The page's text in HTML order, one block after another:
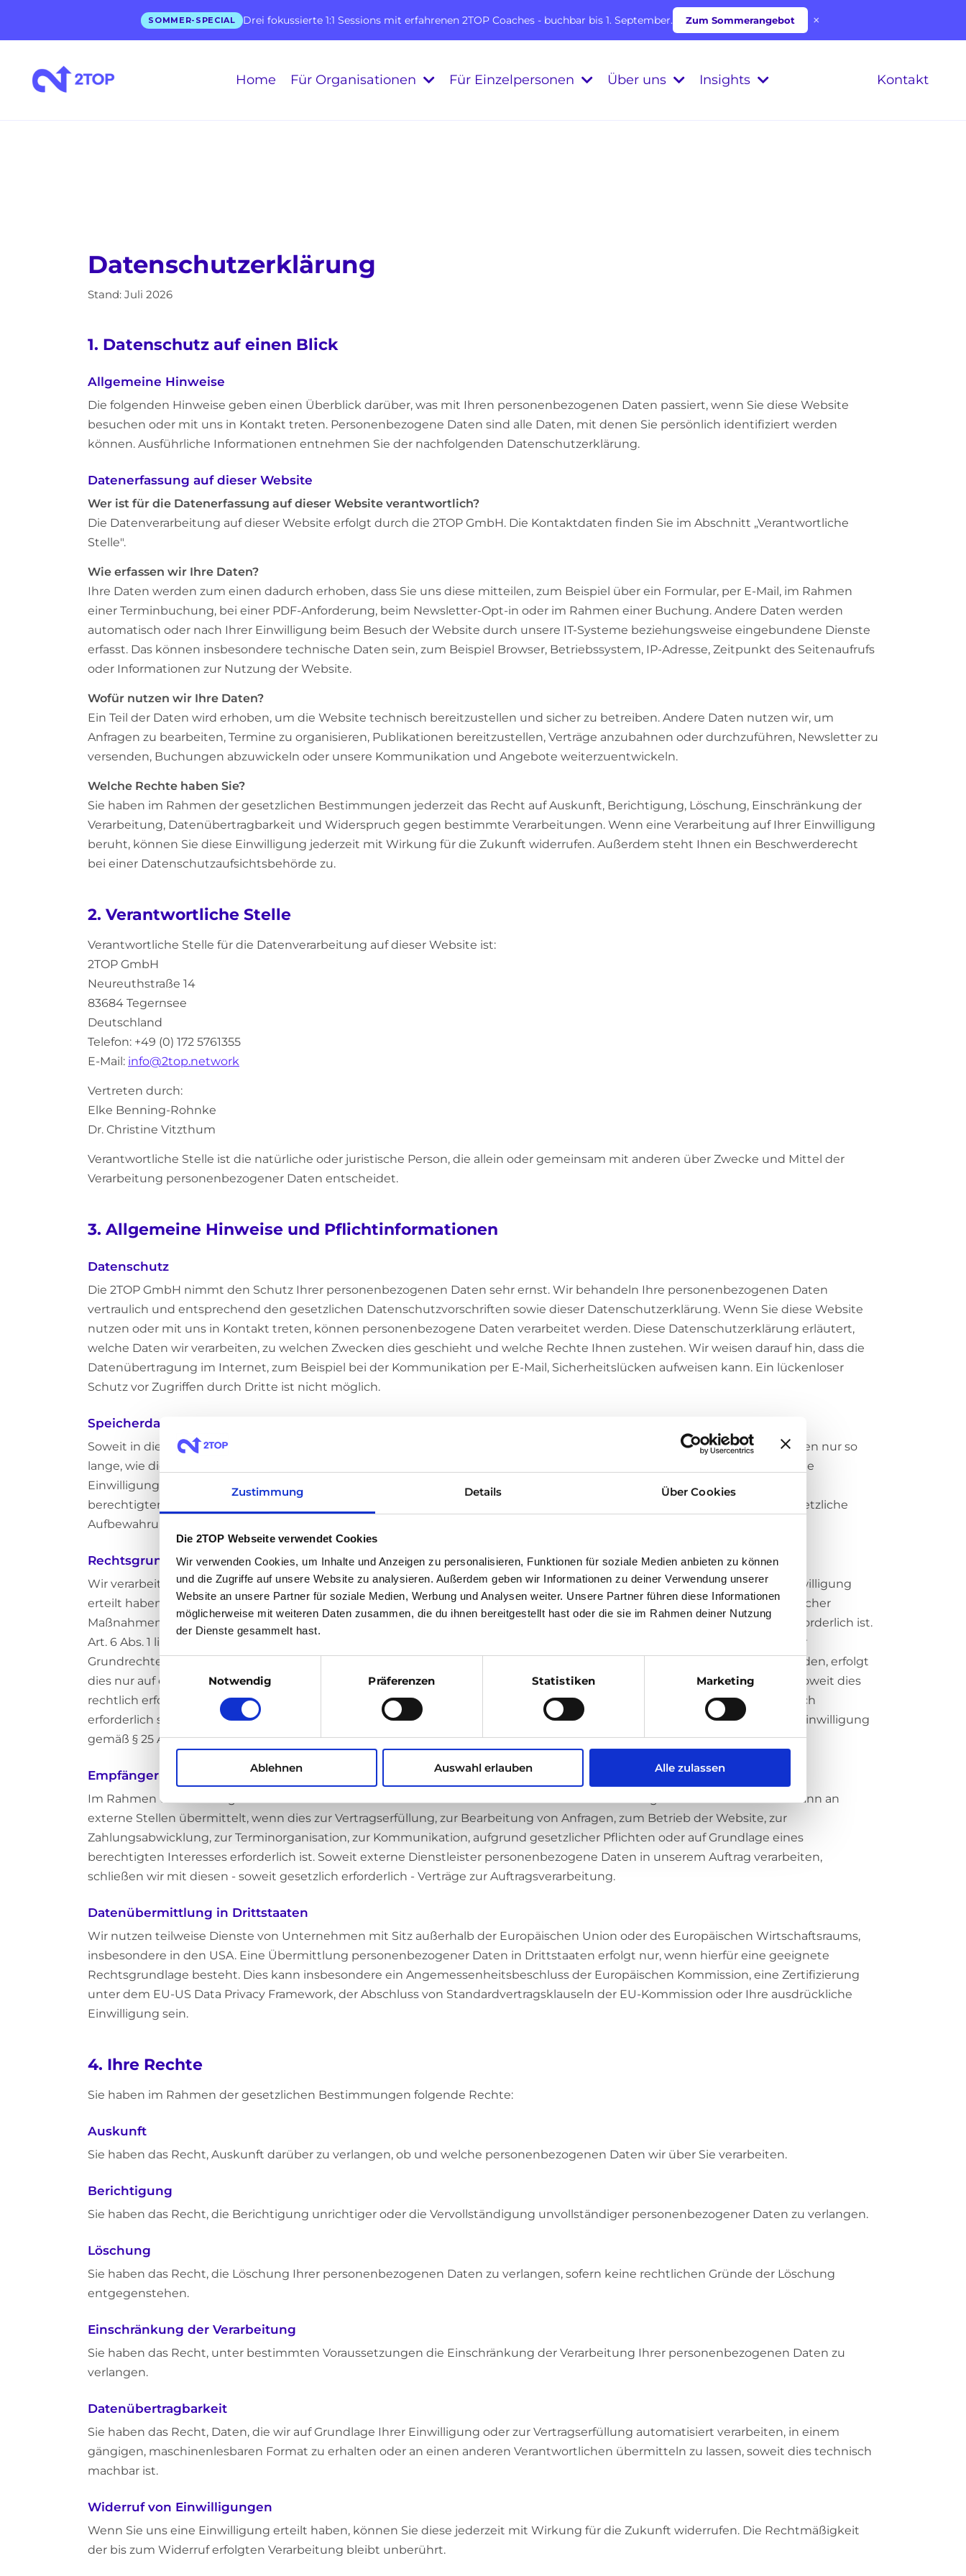
Zustimmung Details Über Cookies
Die 2TOP Webseite verwendet Cookies
Wir verwenden Cookies, um Inhalte und Anzeigen zu personalisieren, Funktionen für soziale Medien anbieten zu können
und die Zugriffe auf unsere Website zu analysieren. Außerdem geben wir Informationen zu deiner Verwendung unserer
Website an unsere Partner für soziale Medien, Werbung und Analysen weiter. Unsere Partner führen diese Informationen
möglicherweise mit weiteren Daten zusammen, die du ihnen bereitgestellt hast oder die sie im Rahmen deiner Nutzung
der Dienste gesammelt hast.
Einwilligungsauswahl
Notwendig Präferenzen Statistiken Marketing
Ablehnen Auswahl erlauben Alle zulassen
SOMMER-SPECIAL Drei fokussierte 1:1 Sessions mit erfahrenen 2TOP Coaches - buchbar bis 1. September. Zum Sommerangebot ×
Home Für Organisationen Für Einzelpersonen Über uns Insights Kontakt
Datenschutzerklärung
Stand: Juli 2026
1. Datenschutz auf einen Blick
Allgemeine Hinweise
Die folgenden Hinweise geben einen Überblick darüber, was mit Ihren personenbezogenen Daten passiert, wenn Sie diese Website
besuchen oder mit uns in Kontakt treten. Personenbezogene Daten sind alle Daten, mit denen Sie persönlich identifiziert werden
können. Ausführliche Informationen entnehmen Sie der nachfolgenden Datenschutzerklärung.
Datenerfassung auf dieser Website
Wer ist für die Datenerfassung auf dieser Website verantwortlich?
Die Datenverarbeitung auf dieser Website erfolgt durch die 2TOP GmbH. Die Kontaktdaten finden Sie im Abschnitt „Verantwortliche
Stelle".
Wie erfassen wir Ihre Daten?
Ihre Daten werden zum einen dadurch erhoben, dass Sie uns diese mitteilen, zum Beispiel über ein Formular, per E-Mail, im Rahmen
einer Terminbuchung, bei einer PDF-Anforderung, beim Newsletter-Opt-in oder im Rahmen einer Buchung. Andere Daten werden
automatisch oder nach Ihrer Einwilligung beim Besuch der Website durch unsere IT-Systeme beziehungsweise eingebundene Dienste
erfasst. Das können insbesondere technische Daten sein, zum Beispiel Browser, Betriebssystem, IP-Adresse, Zeitpunkt des Seitenaufrufs
oder Informationen zur Nutzung der Website.
Wofür nutzen wir Ihre Daten?
Ein Teil der Daten wird erhoben, um die Website technisch bereitzustellen und sicher zu betreiben. Andere Daten nutzen wir, um
Anfragen zu bearbeiten, Termine zu organisieren, Publikationen bereitzustellen, Verträge anzubahnen oder durchzuführen, Newsletter zu
versenden, Buchungen abzuwickeln oder unsere Kommunikation und Angebote weiterzuentwickeln.
Welche Rechte haben Sie?
Sie haben im Rahmen der gesetzlichen Bestimmungen jederzeit das Recht auf Auskunft, Berichtigung, Löschung, Einschränkung der
Verarbeitung, Datenübertragbarkeit und Widerspruch gegen bestimmte Verarbeitungen. Wenn eine Verarbeitung auf Ihrer Einwilligung
beruht, können Sie diese Einwilligung jederzeit mit Wirkung für die Zukunft widerrufen. Außerdem steht Ihnen ein Beschwerderecht
bei einer Datenschutzaufsichtsbehörde zu.
2. Verantwortliche Stelle
Verantwortliche Stelle für die Datenverarbeitung auf dieser Website ist:
2TOP GmbH
Neureuthstraße 14
83684 Tegernsee
Deutschland
Telefon: +49 (0) 172 5761355
E-Mail: info@2top.network
Vertreten durch:
Elke Benning-Rohnke
Dr. Christine Vitzthum
Verantwortliche Stelle ist die natürliche oder juristische Person, die allein oder gemeinsam mit anderen über Zwecke und Mittel der
Verarbeitung personenbezogener Daten entscheidet.
3. Allgemeine Hinweise und Pflichtinformationen
Datenschutz
Die 2TOP GmbH nimmt den Schutz Ihrer personenbezogenen Daten sehr ernst. Wir behandeln Ihre personenbezogenen Daten
vertraulich und entsprechend den gesetzlichen Datenschutzvorschriften sowie dieser Datenschutzerklärung. Wenn Sie diese Website
nutzen oder mit uns in Kontakt treten, können personenbezogene Daten verarbeitet werden. Diese Datenschutzerklärung erläutert,
welche Daten wir verarbeiten, zu welchen Zwecken dies geschieht und welche Rechte Ihnen zustehen. Wir weisen darauf hin, dass die
Datenübertragung im Internet, zum Beispiel bei der Kommunikation per E-Mail, Sicherheitslücken aufweisen kann. Ein lückenloser
Schutz vor Zugriffen durch Dritte ist nicht möglich.
Speicherdauer
Soweit in dieser Datenschutzerklärung keine speziellere Speicherdauer genannt wird, speichern wir personenbezogene Daten nur so
lange, wie dies für die jeweiligen Zwecke erforderlich ist. Wenn Sie ein berechtigtes Löschersuchen geltend machen oder eine
Einwilligung widerrufen, löschen wir Ihre Daten, sofern keine gesetzlichen Aufbewahrungspflichten, vertraglichen Pflichten,
berechtigten Dokumentationsinteressen oder sonstigen rechtlich zulässigen Gründe einer Löschung entgegenstehen. Gesetzliche
Aufbewahrungsfristen, insbesondere handels- und steuerrechtliche Pflichten, bleiben unberührt.
Rechtsgrundlagen der Verarbeitung
Wir verarbeiten personenbezogene Daten auf folgenden Rechtsgrundlagen: Art. 6 Abs. 1 lit. a DSGVO, wenn Sie uns eine Einwilligung
erteilt haben. Art. 6 Abs. 1 lit. b DSGVO, wenn die Verarbeitung zur Erfüllung eines Vertrags oder zur Durchführung vorvertraglicher
Maßnahmen erforderlich ist. Art. 6 Abs. 1 lit. c DSGVO, wenn die Verarbeitung zur Erfüllung einer rechtlichen Verpflichtung erforderlich ist.
Art. 6 Abs. 1 lit. f DSGVO, wenn die Verarbeitung zur Wahrung berechtigter Interessen erforderlich ist und Ihre Interessen oder
Grundrechte nicht überwiegen. Sofern besondere Kategorien personenbezogener Daten nach Art. 9 DSGVO verarbeitet werden, erfolgt
dies nur auf einer hierfür zulässigen Rechtsgrundlage, insbesondere auf Grundlage einer ausdrücklichen Einwilligung oder soweit dies
rechtlich erforderlich oder zulässig ist. Soweit Cookies oder vergleichbare Technologien eingesetzt werden, die nicht technisch
erforderlich sind, erfolgt die Speicherung von Informationen auf Ihrem Endgerät oder der Zugriff darauf auf Grundlage Ihrer Einwilligung
gemäß § 25 Abs. 1 TDDDG in Verbindung mit Art. 6 Abs. 1 lit. a DSGVO.
Empfänger personenbezogener Daten
Im Rahmen unserer Tätigkeit arbeiten wir mit externen Dienstleistern zusammen. Personenbezogene Daten werden nur dann an
externe Stellen übermittelt, wenn dies zur Vertragserfüllung, zur Bearbeitung von Anfragen, zum Betrieb der Website, zur
Zahlungsabwicklung, zur Terminorganisation, zur Kommunikation, aufgrund gesetzlicher Pflichten oder auf Grundlage eines
berechtigten Interesses erforderlich ist. Soweit externe Dienstleister personenbezogene Daten in unserem Auftrag verarbeiten,
schließen wir mit diesen - soweit gesetzlich erforderlich - Verträge zur Auftragsverarbeitung.
Datenübermittlung in Drittstaaten
Wir nutzen teilweise Dienste von Unternehmen mit Sitz außerhalb der Europäischen Union oder des Europäischen Wirtschaftsraums,
insbesondere in den USA. Eine Übermittlung personenbezogener Daten in Drittstaaten erfolgt nur, wenn hierfür eine geeignete
Rechtsgrundlage besteht. Dies kann insbesondere ein Angemessenheitsbeschluss der Europäischen Kommission, eine Zertifizierung
unter dem EU-US Data Privacy Framework, der Abschluss von Standardvertragsklauseln der EU-Kommission oder Ihre ausdrückliche
Einwilligung sein.
4. Ihre Rechte
Sie haben im Rahmen der gesetzlichen Bestimmungen folgende Rechte:
Auskunft
Sie haben das Recht, Auskunft darüber zu verlangen, ob und welche personenbezogenen Daten wir über Sie verarbeiten.
Berichtigung
Sie haben das Recht, die Berichtigung unrichtiger oder die Vervollständigung unvollständiger personenbezogener Daten zu verlangen.
Löschung
Sie haben das Recht, die Löschung Ihrer personenbezogenen Daten zu verlangen, sofern keine rechtlichen Gründe der Löschung
entgegenstehen.
Einschränkung der Verarbeitung
Sie haben das Recht, unter bestimmten Voraussetzungen die Einschränkung der Verarbeitung Ihrer personenbezogenen Daten zu
verlangen.
Datenübertragbarkeit
Sie haben das Recht, Daten, die wir auf Grundlage Ihrer Einwilligung oder zur Vertragserfüllung automatisiert verarbeiten, in einem
gängigen, maschinenlesbaren Format zu erhalten oder an einen anderen Verantwortlichen übermitteln zu lassen, soweit dies technisch
machbar ist.
Widerruf von Einwilligungen
Wenn Sie uns eine Einwilligung erteilt haben, können Sie diese jederzeit mit Wirkung für die Zukunft widerrufen. Die Rechtmäßigkeit
der bis zum Widerruf erfolgten Verarbeitung bleibt unberührt.